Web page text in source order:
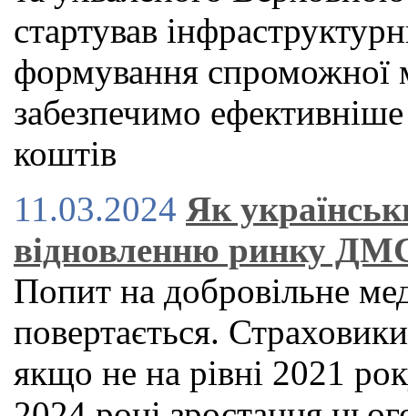
стартував
формування спроможної
забезпечимо
коштів
11.03.2024 Як
відновленню ринку
Попит на добровільне
повертається.
якщо не на рівні 2021